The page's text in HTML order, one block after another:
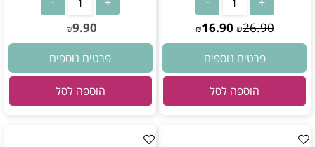
₪26.90
₪16.90
פרטים נוספים
הוספה לסל
₪9.90
פרטים נוספים
הוספה לסל